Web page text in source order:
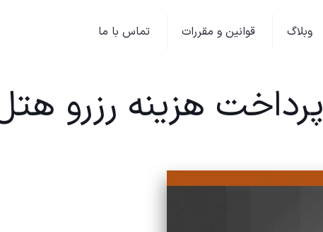
وبلاگ قوانین و مقررات تماس با ما
پرداخت هزینه رزرو